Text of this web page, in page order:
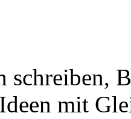
schreiben,
mit